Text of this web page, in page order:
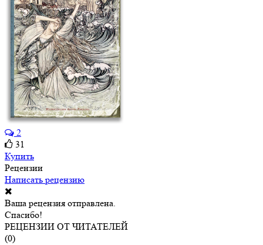
2
31
Купить
Рецензии
Написать рецензию
Ваша рецензия отправлена.
Спасибо!
РЕЦЕНЗИИ ОТ ЧИТАТЕЛЕЙ
(0)